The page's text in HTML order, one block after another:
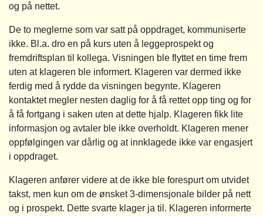
og på nettet.
De to meglerne som var satt på oppdraget, kommuniserte
ikke. Bl.a. dro en på kurs uten å leggeprospekt og
fremdriftsplan til kollega. Visningen ble flyttet en time frem
uten at klageren ble informert. Klageren var dermed ikke
ferdig med å rydde da visningen begynte. Klageren
kontaktet megler nesten daglig for å få rettet opp ting og for
å få fortgang i saken uten at dette hjalp. Klageren fikk lite
informasjon og avtaler ble ikke overholdt. Klageren mener
oppfølgingen var dårlig og at innklagede ikke var engasjert
i oppdraget.
Klageren anfører videre at de ikke ble forespurt om utvidet
takst, men kun om de ønsket 3-dimensjonale bilder på nett
og i prospekt. Dette svarte klager ja til. Klageren informerte